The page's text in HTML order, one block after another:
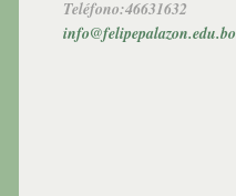
Teléfono:46631632
info@felipepalazon.edu.bo